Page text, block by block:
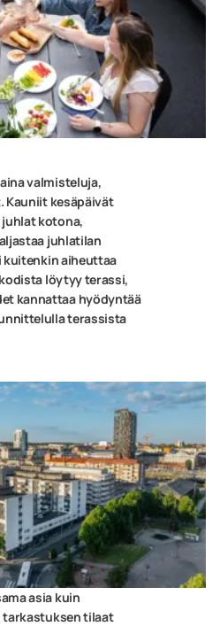
valmisteluja,
Kauniit kesäpäivät
kotona,
juhlatilan
kuitenkin aiheuttaa
löytyy terassi,
kannattaa hyödyntää
terassista
asia kuin
tarkastuksen tilaat